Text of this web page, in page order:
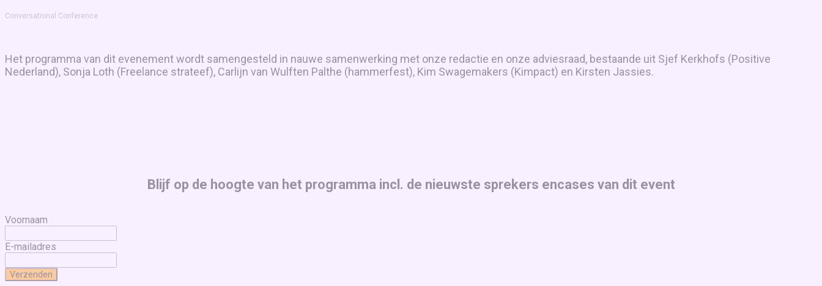
Conversational Conference
Het programma van dit evenement wordt samengesteld in nauwe samenwerking met onze redactie en onze adviesraad, bestaande uit Sjef Kerkhofs (Positive
Nederland), Sonja Loth (Freelance strateef), Carlijn van Wulften Palthe (hammerfest), Kim Swagemakers (Kimpact) en Kirsten Jassies.
Blijf op de hoogte van het programma incl. de nieuwste sprekers encases van dit event
Voornaam
E-mailadres
Verzenden